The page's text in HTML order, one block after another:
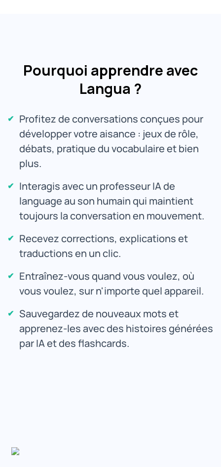
Pourquoi apprendre avec
Langua ?
Profitez de conversations conçues pour
développer votre aisance : jeux de rôle,
débats, pratique du vocabulaire et bien
plus.
Interagis avec un professeur IA de
language au son humain qui maintient
toujours la conversation en mouvement.
Recevez corrections, explications et
traductions en un clic.
Entraînez-vous quand vous voulez, où
vous voulez, sur n'importe quel appareil.
Sauvegardez de nouveaux mots et
apprenez-les avec des histoires générées
par IA et des flashcards.